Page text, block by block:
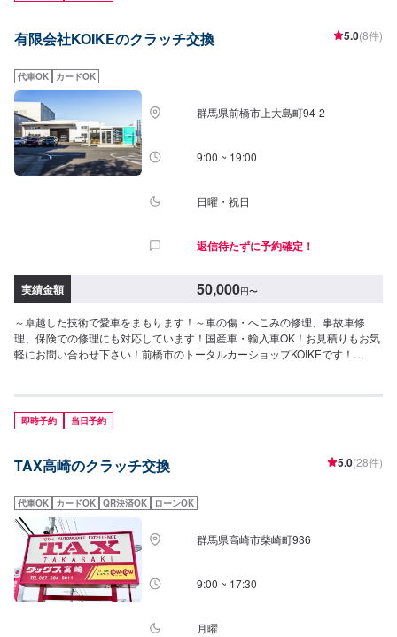
有限会社KOIKEのクラッチ交換 5.0(8件)
代車OK カードOK
群馬県前橋市上大島町94-2
9:00 ~ 19:00
日曜・祝日
返信待たずに予約確定！
実績金額 50,000円〜
～卓越した技術で愛車をまもります！～車の傷・へこみの修理、事故車修
理、保険での修理にも対応しています！国産車・輸入車OK！お見積りもお気
軽にお問い合わせ下さい！前橋市のトータルカーショップKOIKEです！
種多様な自動車を骨格(フレーム)修正作業することができる3Dジグ修正機
SERIE100の両方を所有しており、全ての復元作業に妥協しない高い技術力
と最新設備を揃え完成度の高い修理をご提供します。国産車はもちろん、輸
はお気軽にご相談ください！--------------------------------------------------【1】オフ
業開始【4】仕上がり次第納車-----納期について-----納期は通常1週間程度で納
車となります。(要相談)納期は前後する場合がございます。予めご了承くださ
い。-----パーツ持ち込みについて-----パーツの持ち込み可能です。オファーに
て詳細をお願い致します。-----代車について-----無料の代車をご用意していま
す。お車の作業中は代車をご利用ください。※代車の燃料代はお客様にご負担
いただいております。-----ご来店時の注意、受付方法-----JR前橋大島駅北口か
ら北西方向へ進み1つ目の交差点を右に次の交差点を左に進むと右側に工場が
ペースに駐車してください。事務所内に受付がいますのでメンテモで予約し
即時予約 当日予約
TAX高崎のクラッチ交換 5.0(28件)
代車OK カードOK QR決済OK ローンOK
群馬県高崎市柴崎町936
9:00 ~ 17:30
月曜